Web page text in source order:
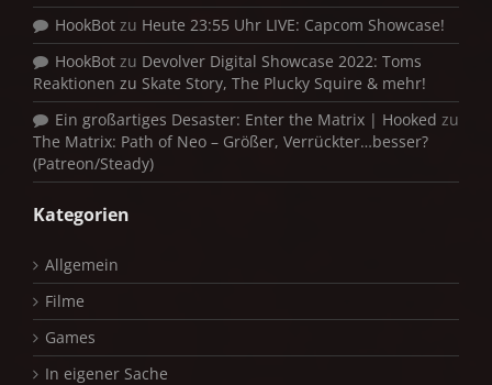
HookBot zu Heute 23:55 Uhr LIVE: Capcom Showcase!
HookBot zu Devolver Digital Showcase 2022: Toms
Reaktionen zu Skate Story, The Plucky Squire & mehr!
Ein großartiges Desaster: Enter the Matrix | Hooked zu
The Matrix: Path of Neo – Größer, Verrückter…besser?
(Patreon/Steady)
Kategorien
Allgemein
Filme
Games
In eigener Sache